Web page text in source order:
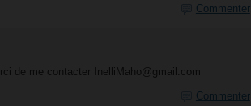
Commenter
de me contacter InelliMaho@gmail.com
Commenter